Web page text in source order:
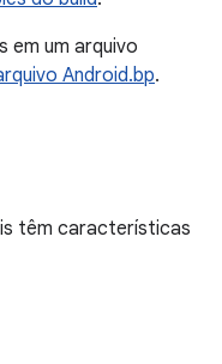
em um arquivo
Android.bp.
têm características